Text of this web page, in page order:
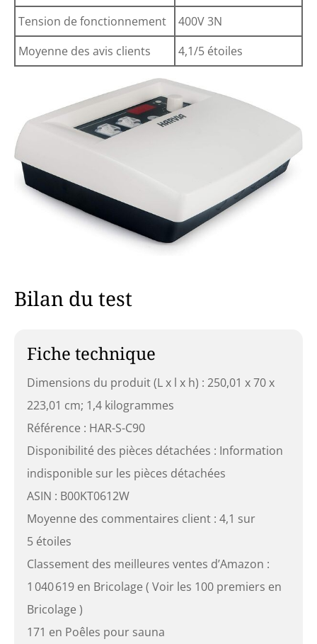
Tension de fonctionnement
400V 3N
Moyenne des avis clients
4,1/5 étoiles
Bilan du test
Fiche technique
Dimensions du produit (L x l x h) : 250,01 x 70 x
223,01 cm; 1,4 kilogrammes
Référence : HAR-S-C90
Disponibilité des pièces détachées : Information
indisponible sur les pièces détachées
ASIN : B00KT0612W
Moyenne des commentaires client : 4,1 sur
5 étoiles
Classement des meilleures ventes d’Amazon :
1 040 619 en Bricolage ( Voir les 100 premiers en
Bricolage )
171 en Poêles pour sauna